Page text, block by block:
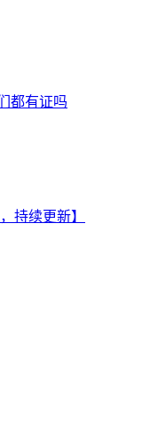
都有证吗
持续更新】